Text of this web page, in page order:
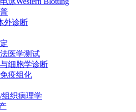
外诊断
医学测试
细胞学诊断
疫组化
组织病理学